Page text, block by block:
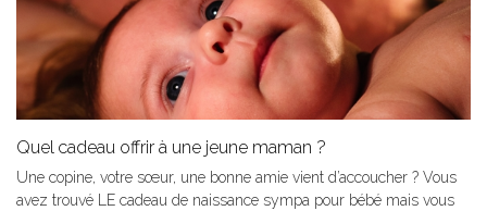
Quel cadeau offrir à une jeune maman ?
Une copine, votre sœur, une bonne amie vient d’accoucher ? Vous
avez trouvé LE cadeau de naissance sympa pour bébé mais vous